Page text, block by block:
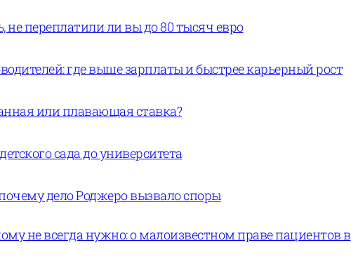
не переплатили ли вы до 80 тысяч евро
где выше зарплаты и быстрее карьерный рост
или плавающая ставка?
сада до университета
дело Роджеро вызвало споры
не всегда нужно: о малоизвестном праве пациентов в